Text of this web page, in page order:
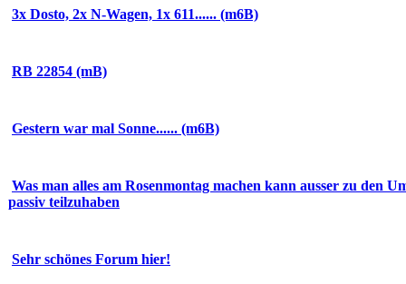
3x Dosto, 2x N-Wagen, 1x 611...... (m6B)
RB 22854 (mB)
Gestern war mal Sonne...... (m6B)
Was man alles am Rosenmontag machen kann ausser zu den
passiv teilzuhaben
Sehr schönes Forum hier!